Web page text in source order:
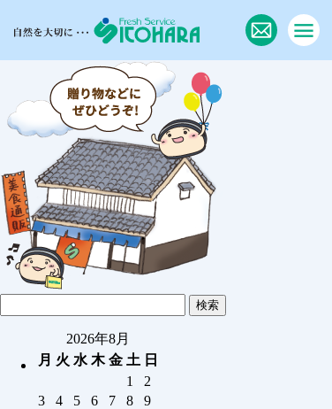
2026年8月
月 火 水 木 金 土 日
1
2
3
4 5 6 7 8
9